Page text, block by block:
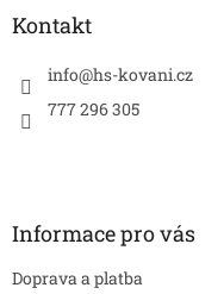
Kontakt
info@hs-kovani.cz
777 296 305
Informace pro vás
Doprava a platba